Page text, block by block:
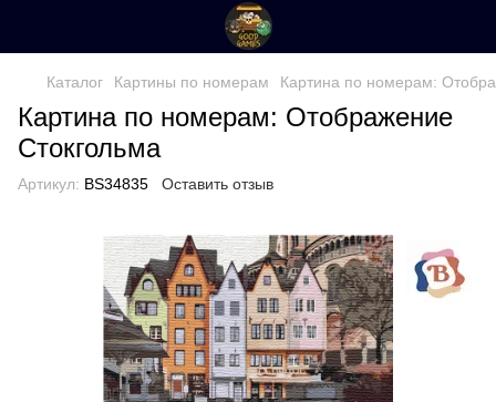
Каталог Картины по номерам Картина по номерам:
Картина по номерам: Отображение
Стокгольма
Артикул: BS34835 Оставить отзыв